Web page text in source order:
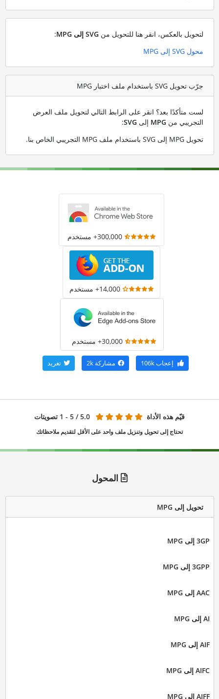
لتحويل بالعكس، انقر هنا للتحويل من SVG إلى MPG
:
محول SVG إلى MPG
جرّب تحويل SVG باستخدام ملف اختبار MPG
لست متأكدًا بعد؟ انقر على الرابط التالي لتحويل ملف العرض
التجريبي من MPGإلى SVG
:
تحويل MPG إلى SVG باستخدام ملف MPG التجريبي الخاص بنا
.
300,000+ مستخدم
14,000+ مستخدم
30,000+ مستخدم
إعجاب106k مشاركة 2k تغريد
قيّم هذه الأداة 5.0 / 5 - 1 تصويتات
تحتاج إلى تحويل وتنزيل ملف واحد على الأقل لتقديم ملاحظاتك
المحول
تحويل إلى MPG
3GP إلى MPG
3GPP إلى MPG
AAC إلى MPG
AI إلى MPG
AIF إلى MPG
AIFC إلى MPG
AIFF إلى MPG